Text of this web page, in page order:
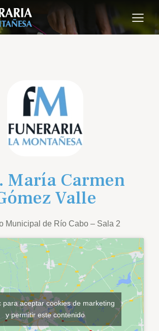
María Carmen
Valle
Municipal de Río Cabo – Sala 2
para aceptar cookies de marketing
y permitir este contenido